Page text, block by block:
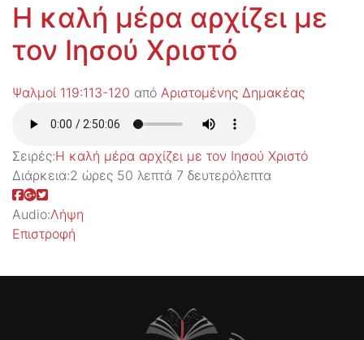
Η καλή μέρα αρχίζει με
τον Ιησού Χριστό
Ψαλμοί 119:113-120 από Αριστομένης Δημακέας
Σειρές:Η καλή μέρα αρχίζει με τον Ιησού Χριστό
Διάρκεια:2 ώρες 50 λεπτά 7 δευτερόλεπτα
Audio:Λήψη
Επιστροφή